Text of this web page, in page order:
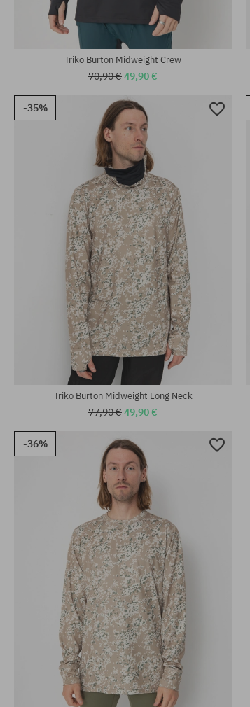
Dostupné veľkosti:
Triko Burton Midweight Crew
70,90 €49,90 €
-35%
Dostupné veľkosti:
Triko Burton Midweight Long Neck
77,90 €49,90 €
-36%